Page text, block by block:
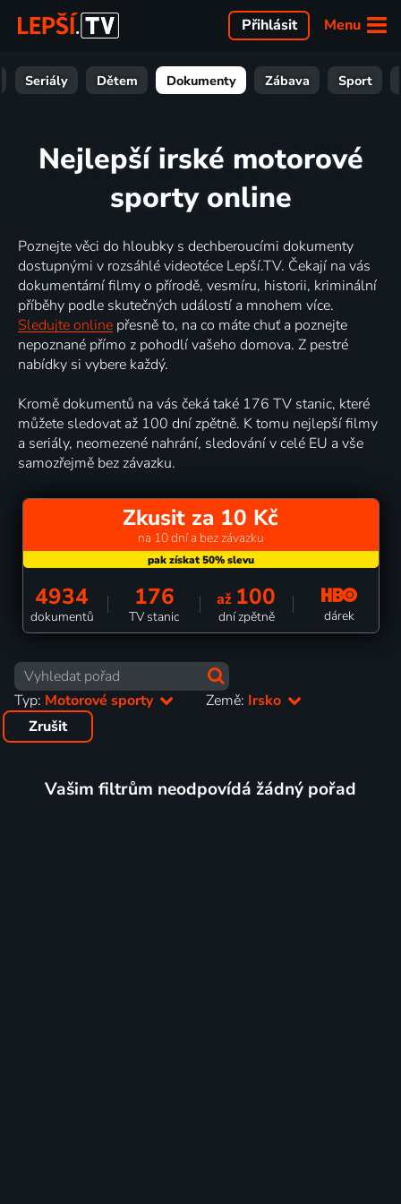
Menu
Přihlásit
Seriály Dětem Dokumenty Zábava Sport
Nejlepší irské motorové
sporty online
Poznejte věci do hloubky s dechberoucími dokumenty
dostupnými v rozsáhlé videotéce Lepší.TV. Čekají na vás
dokumentární filmy o přírodě, vesmíru, historii, kriminální
příběhy podle skutečných událostí a mnohem více.
Sledujte online přesně to, na co máte chuť a poznejte
nepoznané přímo z pohodlí vašeho domova. Z pestré
nabídky si vybere každý.
Kromě dokumentů na vás čeká také 176 TV stanic, které
můžete sledovat až 100 dní zpětně. K tomu nejlepší filmy
a seriály, neomezené nahrání, sledování v celé EU a vše
samozřejmě bez závazku.
Zkusit za 10 Kč
na 10 dní a bez závazku
4934
dokumentů
176
TV stanic
až 100
dní zpětně dárek
Typ: Motorové sporty Země: Irsko
Zrušit
Vašim filtrům neodpovídá žádný pořad